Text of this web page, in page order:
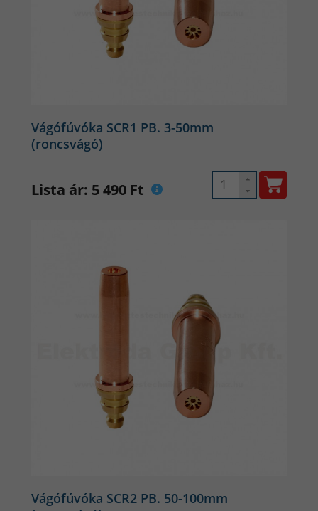
Vágófúvóka SCR1 PB. 3-50mm
(roncsvágó)
Lista ár: 5 490 Ft
Vágófúvóka SCR2 PB. 50-100mm